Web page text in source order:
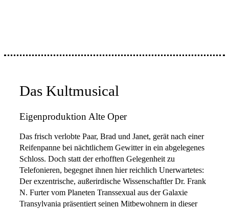
Das Kultmusical
Eigenproduktion Alte Oper
Das frisch verlobte Paar, Brad und Janet, gerät nach einer
Reifenpanne bei nächtlichem Gewitter in ein abgelegenes
Schloss. Doch statt der erhofften Gelegenheit zu
Telefonieren, begegnet ihnen hier reichlich Unerwartetes:
Der exzentrische, außerirdische Wissenschaftler Dr. Frank
N. Furter vom Planeten Transsexual aus der Galaxie
Transylvania präsentiert seinen Mitbewohnern in dieser